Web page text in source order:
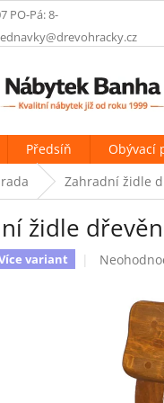
PO-Pá: 8-
Předsíň Obývací
Zahradní židle
židle
variant
Průměrné
hvězdiček.